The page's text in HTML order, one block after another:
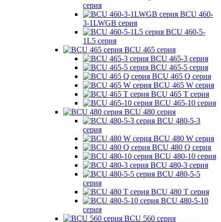
серия
BCU 460-
3-1LWGB серия
BCU 460-5-
1L5 серия
BCU 465 серия
BCU 465-3 серия
BCU 465-5 серия
BCU 465 Q серия
BCU 465 W серия
BCU 465 T серия
BCU 465-10 серия
BCU 480 серия
BCU 480-5-3
серия
BCU 480 W серия
BCU 480 Q серия
BCU 480-10 серия
BCU 480-3 серия
BCU 480-5-5
серия
BCU 480 T серия
BCU 480-5-10
серия
BCU 560 серия